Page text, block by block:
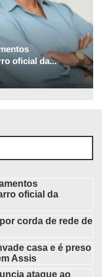
oficial da...
oficial da
corda de rede de
casa e é preso
Assis
ataque ao